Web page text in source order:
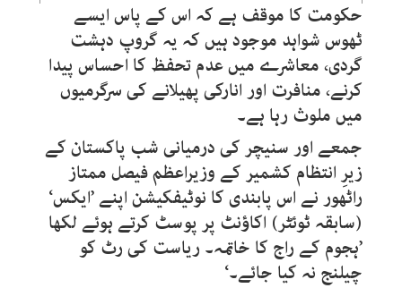
حکومت کا موقف ہے کہ اس کے پاس ایسے
ٹھوس شواہد موجود ہیں کہ یہ گروپ دہشت
گردی، معاشرے میں عدم تحفظ کا احساس پیدا
کرنے، منافرت اور انارکی پھیلانے کی سرگرمیوں
میں ملوث رہا ہے۔
جمعے اور سنیچر کی درمیانی شب پاکستان کے
زیرِ انتظام کشمیر کے وزیراعظم فیصل ممتاز
راٹھور نے اس پابندی کا نوٹیفکیشن اپنے ’ایکس‘
(سابقہ ٹوئٹر) اکاؤنٹ پر پوسٹ کرتے ہوئے لکھا
’ہجوم کے راج کا خاتمہ۔ ریاست کی رٹ کو
چیلنج نہ کیا جائے۔‘